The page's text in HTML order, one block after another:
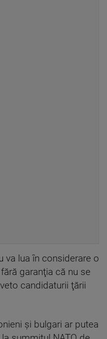
va lua în considerare o
garanţia că nu se
candidaturii ţării
şi bulgari ar putea